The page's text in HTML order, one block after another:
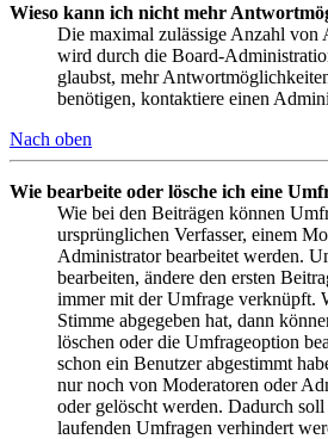
Wieso kann ich nicht mehr
Die maximal zulässige Anzahl von
wird durch die Board-
glaubst, mehr
benötigen, kontaktiere einen
Nach oben
Wie bearbeite oder lösche ich eine
Wie bei den Beiträgen können
ursprünglichen Verfasser, einem
Administrator bearbeitet werden.
bearbeiten, ändere den ersten
immer mit der Umfrage verknüpft.
Stimme abgegeben hat, dann
löschen oder die Umfrageoption
schon ein Benutzer abgestimmt
nur noch von Moderatoren oder
oder gelöscht werden. Dadurch
laufenden Umfragen verhindert